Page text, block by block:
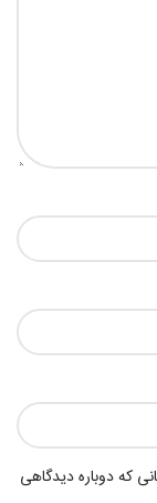
که دوباره دیدگاهی